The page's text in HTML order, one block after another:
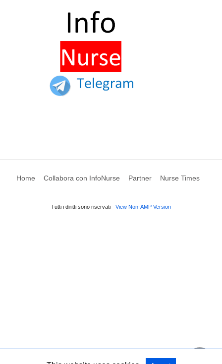
Home Collabora con InfoNurse Partner Nurse Times
Tutti i diritti sono riservati View Non-AMP Version